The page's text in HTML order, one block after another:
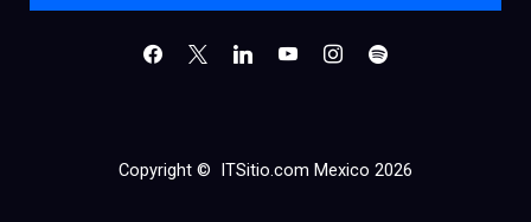
Copyright © ITSitio.com Mexico 2026